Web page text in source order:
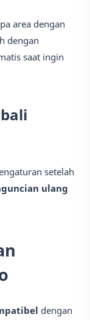
area dengan
dengan
saat ingin
setelah
ulang
dengan